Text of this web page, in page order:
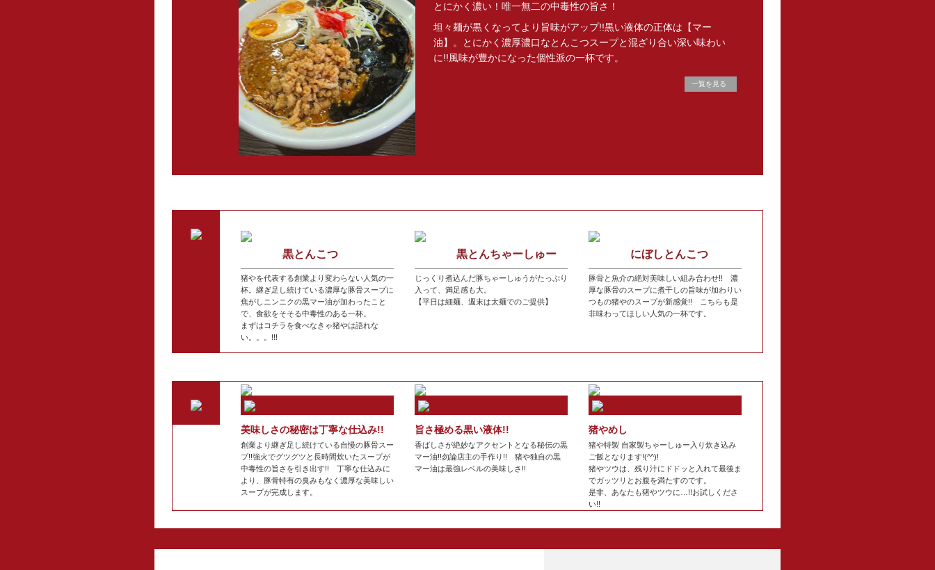
とにかく濃い！唯一無二の中毒性の旨さ！
坦々麺が黒くなってより旨味がアップ!!黒い液体の正体は【マー
油】。とにかく濃厚濃口なとんこつスープと混ざり合い深い味わい
に!!風味が豊かになった個性派の一杯です。
一覧を見る
黒とんこつ
猪やを代表する創業より変わらない人気の一
杯。継ぎ足し続けている濃厚な豚骨スープに
焦がしニンニクの黒マー油が加わったこと
で、食欲をそそる中毒性のある一杯。
まずはコチラを食べなきゃ猪やは語れな
い。。。!!!
黒とんちゃーしゅー
じっくり煮込んだ豚ちゃーしゅうがたっぷり
入って、満足感も大。
【平日は細麺、週末は太麺でのご提供】
にぼしとんこつ
豚骨と魚介の絶対美味しい組み合わせ!! 濃
厚な豚骨のスープに煮干しの旨味が加わりい
つもの猪やのスープが新感覚!! こちらも是
非味わってほしい人気の一杯です。
美味しさの秘密は丁寧な仕込み!!
創業より継ぎ足し続けている自慢の豚骨スー
プ!!強火でグツグツと長時間炊いたスープが
中毒性の旨さを引き出す!! 丁寧な仕込みに
より、豚骨特有の臭みもなく濃厚な美味しい
スープが完成します。
旨さ極める黒い液体!!
香ばしさが絶妙なアクセントとなる秘伝の黒
マー油!!勿論店主の手作り!! 猪や独自の黒
マー油は最強レベルの美味しさ!!
猪やめし
猪や特製 自家製ちゃーしゅー入り炊き込み
ご飯となります!(^^)!
猪やツウは、残り汁にドドッと入れて最後ま
でガッツリとお腹を満たすのです。
是非、あなたも猪やツウに…!!お試しくださ
い!!